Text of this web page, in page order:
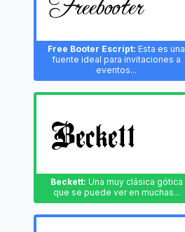
Free Booter Escript: Esta es una
fuente ideal para invitaciones a
eventos...
Beckett: Una muy clásica gótica
que se puede ver en muchas...